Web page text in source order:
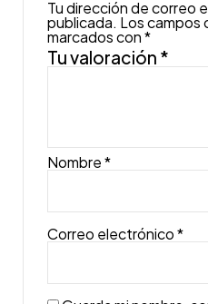
Tu dirección de correo
publicada. Los campos
marcados con*
Tu valoración *
Nombre*
Correo electrónico*